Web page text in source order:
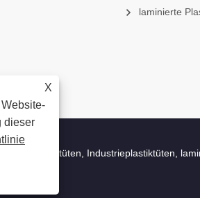
X
dieser
laminierte
Industrieplastiktüten,